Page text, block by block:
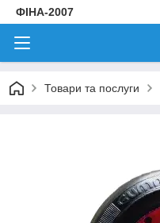
ФІНА-2007
Товари та послуги